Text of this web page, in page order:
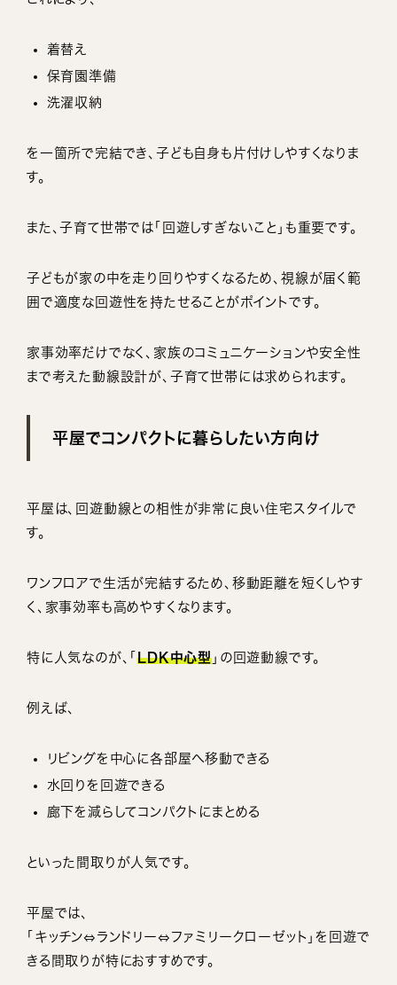
着替え
保育園準備
洗濯収納
を一箇所で完結でき、子ども自身も片付けしやすくなりま
す。
また、子育て世帯では「回遊しすぎないこと」も重要です。
子どもが家の中を走り回りやすくなるため、視線が届く範
囲で適度な回遊性を持たせることがポイントです。
家事効率だけでなく、家族のコミュニケーションや安全性
まで考えた動線設計が、子育て世帯には求められます。
平屋でコンパクトに暮らしたい方向け
平屋は、回遊動線との相性が非常に良い住宅スタイルで
す。
ワンフロアで生活が完結するため、移動距離を短くしやす
く、家事効率も高めやすくなります。
特に人気なのが、「LDK中心型 」の回遊動線です。
例えば、
リビングを中心に各部屋へ移動できる
水回りを回遊できる
廊下を減らしてコンパクトにまとめる
といった間取りが人気です。
平屋では、
「キッチン⇔ランドリー⇔ファミリークローゼット」を回遊で
きる間取りが特におすすめです。